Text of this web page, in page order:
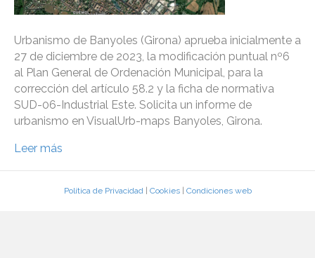
Urbanismo de Banyoles (Girona) aprueba inicialmente a
27 de diciembre de 2023, la modificación puntual nº6
al Plan General de Ordenación Municipal, para la
corrección del artículo 58.2 y la ficha de normativa
SUD-06-Industrial Este. Solicita un informe de
urbanismo en VisualUrb-maps Banyoles, Girona.
Leer más
Política de Privacidad| Cookies| Condiciones web